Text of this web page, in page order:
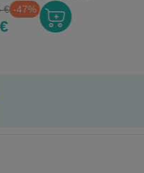
€ -47%